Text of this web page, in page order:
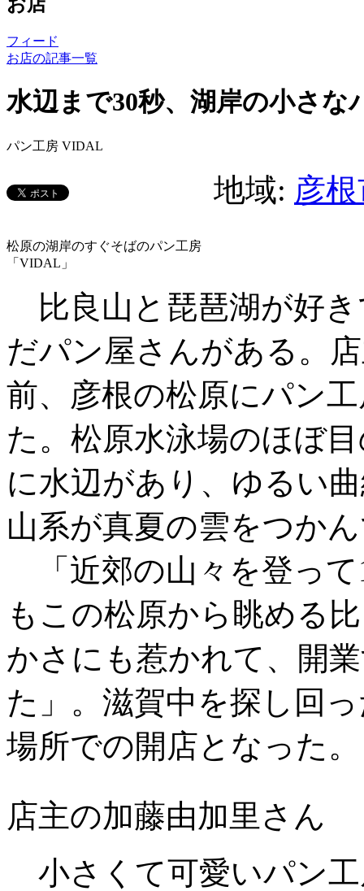
フィード
お店の記事一覧
水辺まで30秒、湖岸の小さな
パン工房 VIDAL
地域: 彦
松原の湖岸のすぐそばのパン工房
「VIDAL」
比良山と琵琶湖が好
だパン屋さんがある。
前、彦根の松原にパン
た。松原水泳場のほぼ
に水辺があり、ゆるい
山系が真夏の雲をつか
「近郊の山々を登っ
もこの松原から眺める
かさにも惹かれて、開
た」。滋賀中を探し回
場所での開店となった。
店主の加藤由加里さん
小さくて可愛いパン